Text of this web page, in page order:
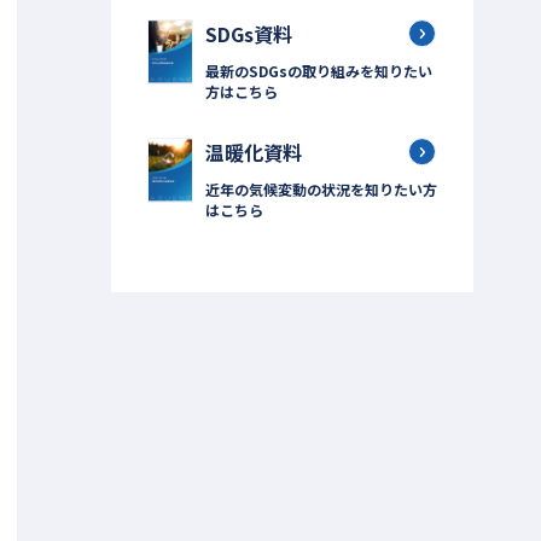
SDGs資料
最新のSDGsの取り組みを知りたい
方はこちら
温暖化資料
近年の気候変動の状況を知りたい方
はこちら